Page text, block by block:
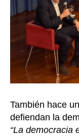
También hace
defiendan la
“La democracia